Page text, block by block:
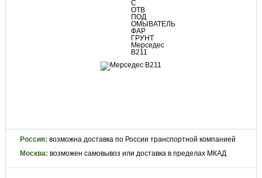
Россия: возможна доставка по России транспортной компанией
Москва: возможен самовывоз или доставка в пределах МКАД